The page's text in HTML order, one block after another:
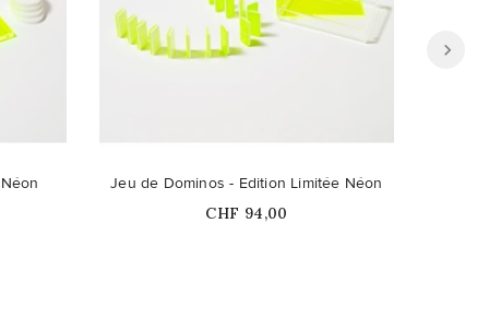
Jeu de Dominos - Edition Limitée Néon
Prix
CHF 94,00